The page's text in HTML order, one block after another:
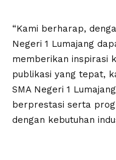
“Kami berharap,
Negeri 1 Lumajang
memberikan inspirasi
publikasi yang tepat,
SMA Negeri 1
berprestasi serta
dengan kebutuhan